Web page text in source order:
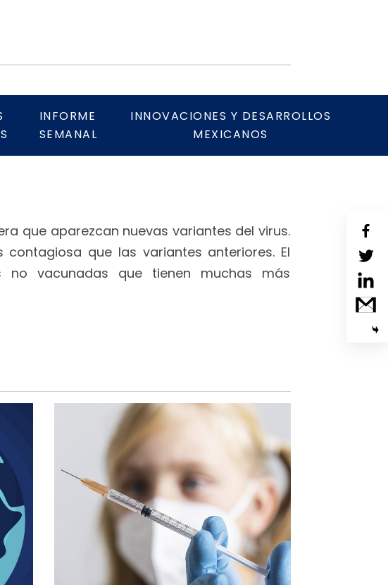
INFORME
SEMANAL
INNOVACIONES Y DESARROLLOS
MEXICANOS
que aparezcan nuevas variantes del virus.
que las variantes anteriores. El
vacunadas que tienen muchas más